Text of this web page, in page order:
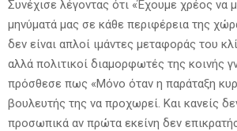
Συνέχισε λέγοντας ότι «Έχουμε χρέος να
μηνύματά μας σε κάθε περιφέρεια της
δεν είναι απλοί ιμάντες μεταφοράς του
αλλά πολιτικοί διαμορφωτές της κοινής
πρόσθεσε πως «Μόνο όταν η παράταξη
βουλευτής της να προχωρεί. Και κανείς
προσωπικά αν πρώτα εκείνη δεν